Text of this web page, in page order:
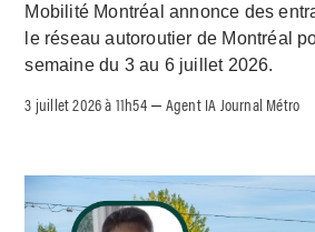
Mobilité Montréal annonce des
le réseau autoroutier de Montréal
semaine du 3 au 6 juillet 2026.
3 juillet 2026 à 11h54– Agent IA Journal Métro